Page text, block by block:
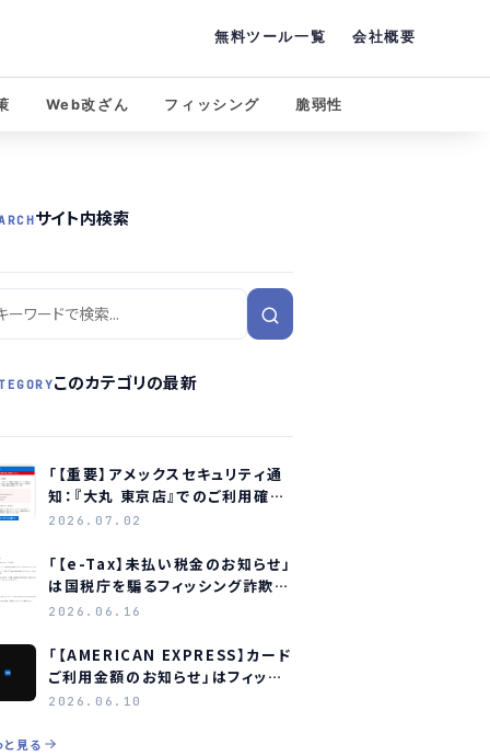
無料ツール一覧 会社概要
Web改ざん フィッシング 脆弱性
サイト内検索
このカテゴリの最新
「【重要】アメックスセキュリティ通
知：『大丸 東京店』でのご利用確認
をお願いします」はフィッシング詐
2026.07.02
「【e-Tax】未払い税金のお知らせ」
は国税庁を騙るフィッシング詐欺
― 見分け方と対処法
2026.06.16
「【AMERICAN EXPRESS】カード
ご利用金額のお知らせ」はフィッシ
ング詐欺メール ― アメリカン・エ
け方
2026.06.10
と見る